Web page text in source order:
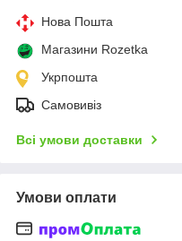
Нова Пошта
Магазини Rozetka
Укрпошта
Самовивіз
Всі умови доставки
Умови оплати